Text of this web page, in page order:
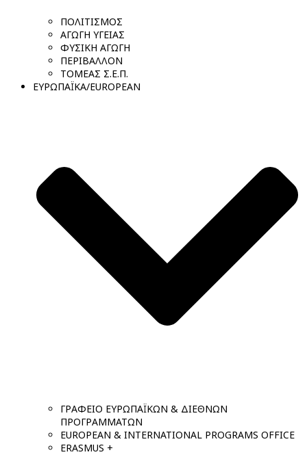
ΠΟΛΙΤΙΣΜΟΣ
ΑΓΩΓΗ ΥΓΕΙΑΣ
ΦΥΣΙΚΗ ΑΓΩΓΗ
ΠΕΡΙΒΑΛΛΟΝ
ΤΟΜΕΑΣ Σ.Ε.Π.
ΕΥΡΩΠΑΪΚΑ/EUROPEAN
ΓΡΑΦΕΙΟ ΕΥΡΩΠΑΪΚΩΝ & ΔΙΕΘΝΩΝ
ΠΡΟΓΡΑΜΜΑΤΩΝ
EUROPEAN & INTERNATIONAL PROGRAMS OFFICE
ERASMUS +